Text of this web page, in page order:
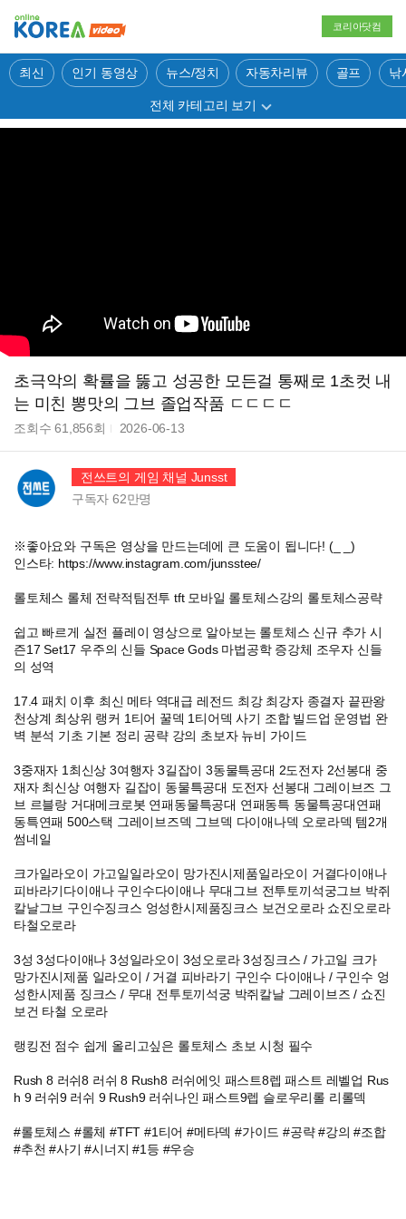
코리아닷컴
최신 인기 동영상 뉴스/정치 자동차리뷰 골프 낚
전체 카테고리 보기
초극악의 확률을 뚫고 성공한 모든걸 통째로 1초컷 내
는 미친 뽕맛의 그브 졸업작품 ㄷㄷㄷㄷ
조회수61,856회 2026-06-13
전쓰트의 게임 채널 Junsst
구독자62만명
※좋아요와 구독은 영상을 만드는데에 큰 도움이 됩니다! (_ _)
인스타: https://www.instagram.com/junsstee/
롤토체스 롤체 전략적팀전투 tft 모바일 롤토체스강의 롤토체스공략
쉽고 빠르게 실전 플레이 영상으로 알아보는 롤토체스 신규 추가 시
즌17 Set17 우주의 신들 Space Gods 마법공학 증강체 조우자 신들
의 성역
17.4 패치 이후 최신 메타 역대급 레전드 최강 최강자 종결자 끝판왕
천상계 최상위 랭커 1티어 꿀덱 1티어덱 사기 조합 빌드업 운영법 완
벽 분석 기초 기본 정리 공략 강의 초보자 뉴비 가이드
3중재자 1최신상 3여행자 3길잡이 3동물특공대 2도전자 2선봉대 중
재자 최신상 여행자 길잡이 동물특공대 도전자 선봉대 그레이브즈 그
브 르블랑 거대메크로봇 연패동물특공대 연패동특 동물특공대연패
동특연패 500스택 그레이브즈덱 그브덱 다이애나덱 오로라덱 템2개
썸네일
크가일라오이 가고일일라오이 망가진시제품일라오이 거결다이애나
피바라기다이애나 구인수다이애나 무대그브 전투토끼석궁그브 박쥐
칼날그브 구인수징크스 엉성한시제품징크스 보건오로라 쇼진오로라
타철오로라
3성 3성다이애나 3성일라오이 3성오로라 3성징크스 / 가고일 크가
망가진시제품 일라오이 / 거결 피바라기 구인수 다이애나 / 구인수 엉
성한시제품 징크스 / 무대 전투토끼석궁 박쥐칼날 그레이브즈 / 쇼진
보건 타철 오로라
랭킹전 점수 쉽게 올리고싶은 롤토체스 초보 시청 필수
Rush 8 러쉬8 러쉬 8 Rush8 러쉬에잇 패스트8렙 패스트 레벨업 Rus
h 9 러쉬9 러쉬 9 Rush9 러쉬나인 패스트9렙 슬로우리롤 리롤덱
#롤토체스 #롤체 #TFT #1티어 #메타덱 #가이드 #공략 #강의 #조합
#추천 #사기 #시너지 #1등 #우승